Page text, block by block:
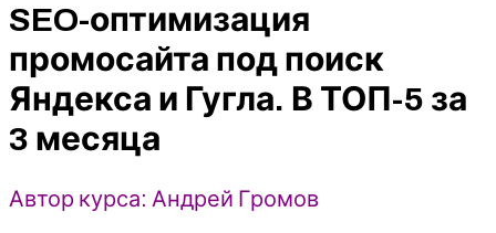
поиск
и
Гугла.
ТОП-5
3
SEO-оптимизация
промосайта под поиск
Яндекса и Гугла. В ТОП-5 за
3 месяца
Автор курса: Андрей Громов